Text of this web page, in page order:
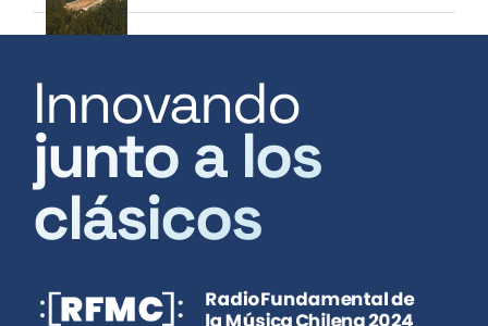
Innovando
junto a los
clásicos